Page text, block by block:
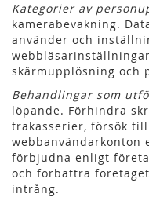
Kategorier av
kamerabevakning.
använder och
skärmupplösning och
Behandlingar som
löpande. Förhindra
trakasserier, försök
webbanvändarkonton
förbjudna enligt
och förbättra
intrång.